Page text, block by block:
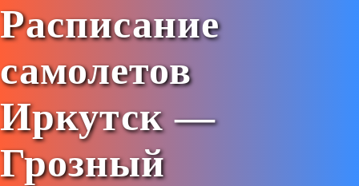
Расписание
самолетов
Иркутск —
Грозный